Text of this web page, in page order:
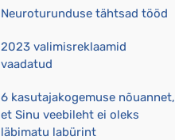
Neuroturunduse tähtsad tööd
2023 valimisreklaamid
vaadatud
6 kasutajakogemuse nõuannet,
et Sinu veebileht ei oleks
läbimatu labürint